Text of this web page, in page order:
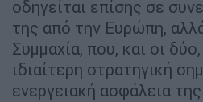
οδηγείται επίσης σε
της από την Ευρώπη,
Συμμαχία, που, και οι
ιδιαίτερη στρατηγική
ενεργειακή ασφάλεια